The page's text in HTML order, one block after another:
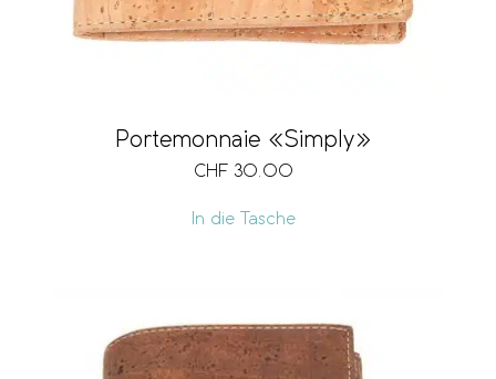
Portemonnaie «Simply»
CHF 30.00
In die Tasche